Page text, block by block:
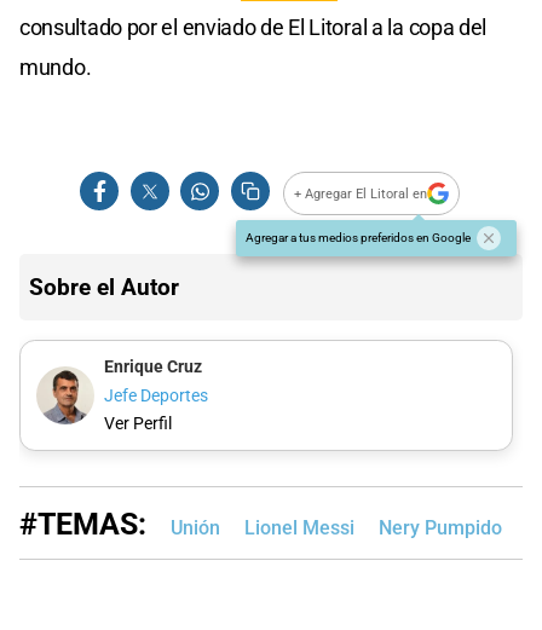
consultado por el enviado de El Litoral a la copa del
mundo.
+ Agregar El Litoral en
Agregar a tus medios preferidos en Google
Sobre el Autor
Enrique Cruz
Jefe Deportes
Ver Perfil
#TEMAS: Unión Lionel Messi Nery Pumpido